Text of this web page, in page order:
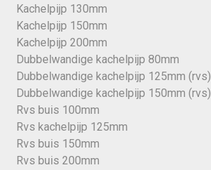
Kachelpijp 130mm
Kachelpijp 150mm
Kachelpijp 200mm
Dubbelwandige kachelpijp 80mm
Dubbelwandige kachelpijp 125mm (rvs)
Dubbelwandige kachelpijp 150mm (rvs)
Rvs buis 100mm
Rvs kachelpijp 125mm
Rvs buis 150mm
Rvs buis 200mm